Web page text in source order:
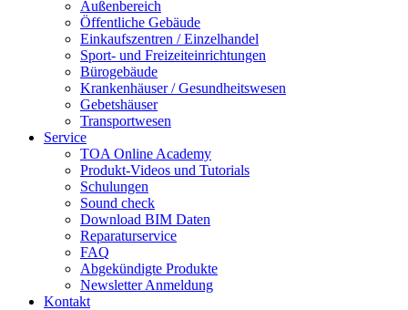
Außenbereich
Öffentliche Gebäude
Einkaufszentren / Einzelhandel
Sport- und Freizeiteinrichtungen
Bürogebäude
Krankenhäuser / Gesundheitswesen
Gebetshäuser
Transportwesen
Service
TOA Online Academy
Produkt-Videos und Tutorials
Schulungen
Sound check
Download BIM Daten
Reparaturservice
FAQ
Abgekündigte Produkte
Newsletter Anmeldung
Kontakt